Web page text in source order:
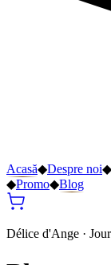
Acasă◆Despre noi◆
◆Promo◆Blog
Délice d'Ange ·